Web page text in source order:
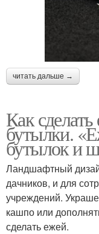
читать дальше →
Как
бутылки.
бутылок и
Ландшафтный
дачников, и для
учреждений.
кашпо или
сделать ежей.